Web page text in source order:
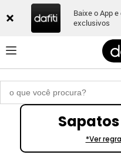
Baixe o App
exclusivos
*Ver